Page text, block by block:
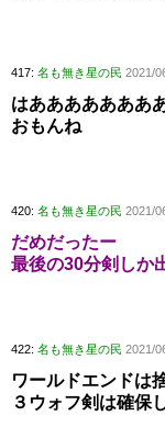
417: 名も無き星の民 2021/
はあああああああ
おもんね
420: 名も無き星の民 2021/
だめだったー
最後の30分剣しか
422: 名も無き星の民 2021/
ワールドエンドは
３ウォフ剣は確保